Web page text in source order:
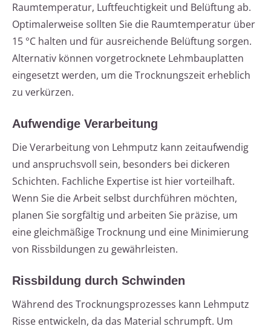
Raumtemperatur, Luftfeuchtigkeit und Belüftung ab.
Optimalerweise sollten Sie die Raumtemperatur über
15 °C halten und für ausreichende Belüftung sorgen.
Alternativ können vorgetrocknete Lehmbauplatten
eingesetzt werden, um die Trocknungszeit erheblich
zu verkürzen.
Aufwendige Verarbeitung
Die Verarbeitung von Lehmputz kann zeitaufwendig
und anspruchsvoll sein, besonders bei dickeren
Schichten. Fachliche Expertise ist hier vorteilhaft.
Wenn Sie die Arbeit selbst durchführen möchten,
planen Sie sorgfältig und arbeiten Sie präzise, um
eine gleichmäßige Trocknung und eine Minimierung
von Rissbildungen zu gewährleisten.
Rissbildung durch Schwinden
Während des Trocknungsprozesses kann Lehmputz
Risse entwickeln, da das Material schrumpft. Um